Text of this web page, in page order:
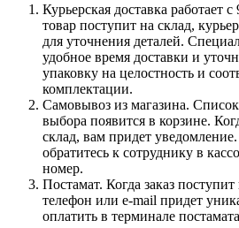
Курьерская доставка работает
товар поступит на склад,
для уточнения деталей.
удобное время доставки и
упаковку на целостность и
комплектации.
Самовывоз из магазина.
выбора появится в корзине.
склад, вам придет
обратитесь к сотруднику в
номер.
Постамат. Когда заказ
телефон или e-mail придет
оплатить в терминале